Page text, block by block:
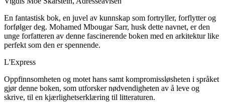
En fantastisk bok, en juvel av kunnskap som fortryller, forflytter og
forfølger deg. Mohamed Mbougar Sarr, husk dette navnet, er den
unge forfatteren av denne fascinerende boken med en arkitektur like
perfekt som den er spennende.
L'Express
Oppfinnsomheten og motet hans samt kompromissløsheten i språket
gjør denne boken, som utforsker nødvendigheten av å leve og
skrive, til en kjærlighetserklæring til litteraturen.